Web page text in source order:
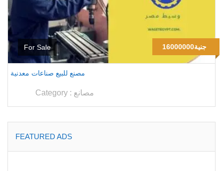
For Sale 16000000جنية
مصنع للبيع صناعات معدنية
Category : مصانع
FEATURED ADS